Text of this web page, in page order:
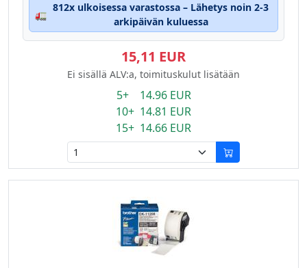
🚛
812x ulkoisessa varastossa – Lähetys noin 2-3
arkipäivän kuluessa
15,11 EUR
Ei sisällä ALV:a, toimituskulut lisätään
5+ 14.96 EUR
10+ 14.81 EUR
15+ 14.66 EUR